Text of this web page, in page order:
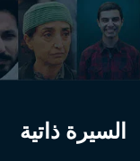
السيرة ذاتية